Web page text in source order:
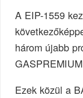
A EIP-1559
három újabb
Ezek közül a